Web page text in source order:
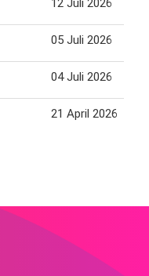
12 Juli 2026
05 Juli 2026
04 Juli 2026
21 April 2026